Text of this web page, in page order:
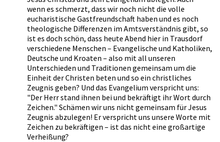
wenn es schmerzt, dass wir noch nicht die volle
eucharistische Gastfreundschaft haben und es noch
theologische Differenzen im Amtsverständnis gibt, so
ist es doch schön, dass heute Abend hier in Trausdorf
verschiedene Menschen – Evangelische und Katholiken,
Deutsche und Kroaten – also mit all unseren
Unterschieden und Traditionen gemeinsam um die
Einheit der Christen beten und so ein christliches
Zeugnis geben? Und das Evangelium verspricht uns:
"Der Herr stand ihnen bei und bekräftigt ihr Wort durch
Zeichen." Schämen wir uns nicht gemeinsam für Jesus
Zeugnis abzulegen! Er verspricht uns unsere Worte mit
Zeichen zu bekräftigen – ist das nicht eine großartige
Verheißung?